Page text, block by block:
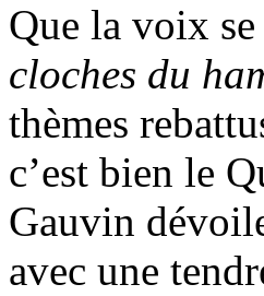
Que la voix se
cloches du
thèmes
c’est bien le
Gauvin
avec une